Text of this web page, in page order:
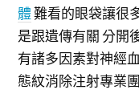
體難看的眼袋讓很
是跟遺傳有關 分開
有諸多因素對神經
態紋消除注射專業